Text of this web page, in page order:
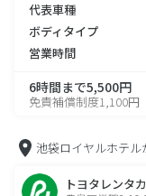
代表車種
ボディタイプ
営業時間
6時間まで5,500円
免責補償制度1,100円
池袋ロイヤルホテル
トヨタレンタ